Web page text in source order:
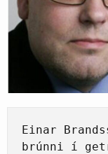
Einar
brúnni í